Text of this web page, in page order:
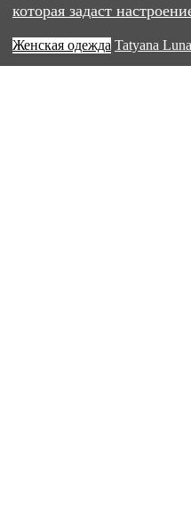
которая задаст
Женская одежда Tatyana Luna